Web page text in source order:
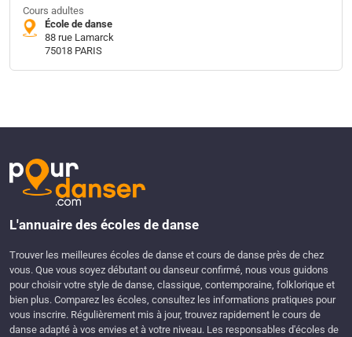
Cours adultes
École de danse
88 rue Lamarck
75018 PARIS
L'annuaire des écoles de danse
Trouver les meilleures écoles de danse et cours de danse près de chez
vous. Que vous soyez débutant ou danseur confirmé, nous vous guidons
pour choisir votre style de danse, classique, contemporaine, folklorique et
bien plus. Comparez les écoles, consultez les informations pratiques pour
vous inscrire. Régulièrement mis à jour, trouvez rapidement le cours de
danse adapté à vos envies et à votre niveau. Les responsables d'écoles de